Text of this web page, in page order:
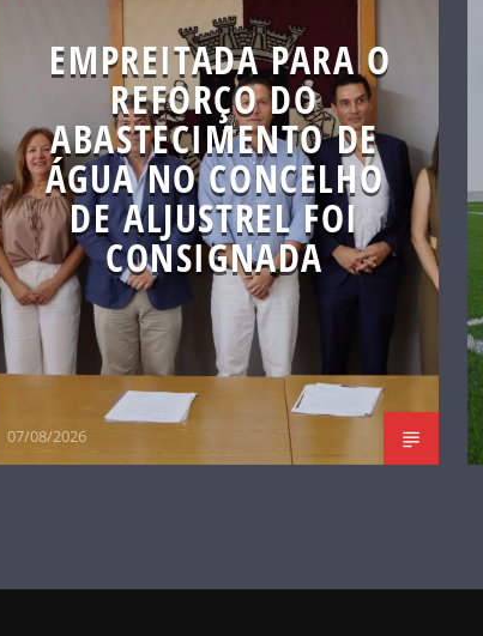
EMPREITADA PARA O
REFORÇO DO
ABASTECIMENTO DE
ÁGUA NO CONCELHO
DE ALJUSTREL FOI
CONSIGNADA
07/08/2026